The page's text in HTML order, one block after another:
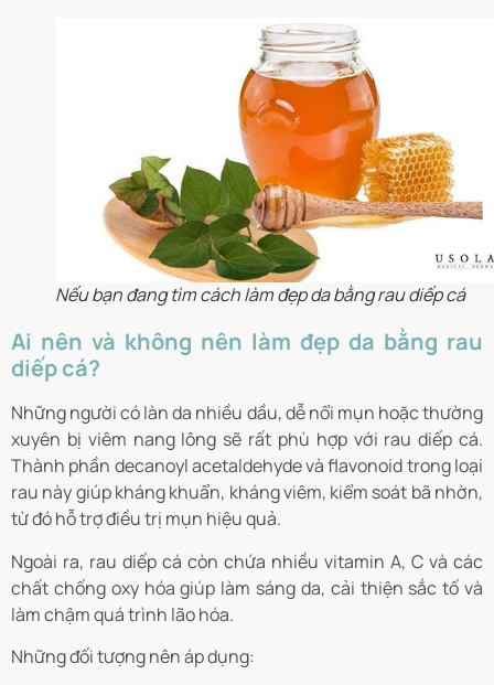
Nếu bạn đang tìm cách làm đẹp da bằng rau diếp cá
Ai nên và không nên làm đẹp da bằng rau
diếp cá?
Những người có làn da nhiều dầu, dễ nổi mụn hoặc thường
xuyên bị viêm nang lông sẽ rất phù hợp với rau diếp cá.
Thành phần decanoyl acetaldehyde và flavonoid trong loại
rau này giúp kháng khuẩn, kháng viêm, kiểm soát bã nhờn,
từ đó hỗ trợ điều trị mụn hiệu quả.
Ngoài ra, rau diếp cá còn chứa nhiều vitamin A, C và các
chất chống oxy hóa giúp làm sáng da, cải thiện sắc tố và
làm chậm quá trình lão hóa.
Những đối tượng nên áp dụng: